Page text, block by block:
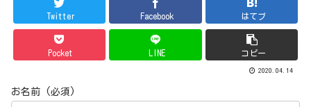
Twitter Facebook はてブ
Pocket LINE コピー
2020.04.14
お名前 (必須)